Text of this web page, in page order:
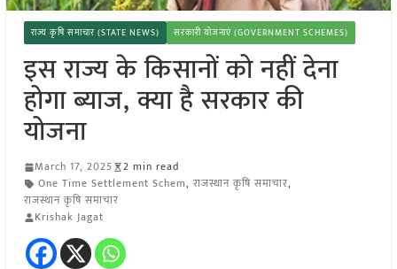
राज्य कृषि समाचार (STATE NEWS) सरकारी योजनाएं (GOVERNMENT SCHEMES)
इस राज्य के किसानों को नहीं देना
होगा ब्याज, क्या है सरकार की
योजना
March 17, 2025
2 min read
One Time Settlement Schem, राजस्थान कृषि समाचार,
राजस्थान कृषि समाचार
Krishak Jagat